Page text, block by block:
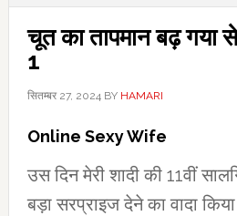
चूत का तापमान बढ़ गया
1
सितम्बर 27, 2024BY HAMARI
Online Sexy Wife
उस दिन मेरी शादी की 11वीं
बड़ा सरप्राइज देने का वादा